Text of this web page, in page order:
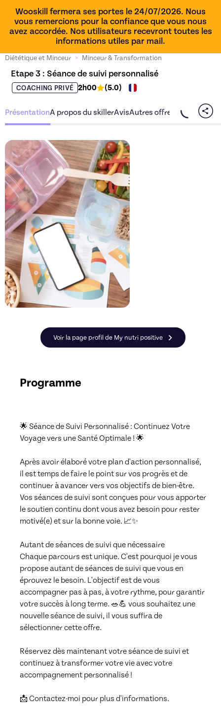
Wooskill fermera ses portes le 24/07/2026. Nous
vous remercions pour la confiance que vous nous
avez accordée. Nos utilisateurs recevront toutes les
informations utiles par mail.
Diététique et Minceur > Minceur & Transformation
Etape 3 : Séance de suivi personnalisé
COACHING PRIVÉ 2h00 (5.0)
PrésentationA propos du skillerAvisAutres offres du skiller
Voir la page profil de My nutri positive
Programme
🌟 Séance de Suivi Personnalisé : Continuez Votre
Voyage vers une Santé Optimale ! 🌟
Après avoir élaboré votre plan d'action personnalisé,
il est temps de faire le point sur vos progrès et de
continuer à avancer vers vos objectifs de bien-être.
Vos séances de suivi sont conçues pour vous apporter
le soutien continu dont vous avez besoin pour rester
motivé(e) et sur la bonne voie. 📈✨
Autant de séances de suivi que nécessaire
Chaque parcours est unique. C'est pourquoi je vous
propose autant de séances de suivi que vous en
éprouvez le besoin. L'objectif est de vous
accompagner pas à pas, à votre rythme, pour garantir
votre succès à long terme. 🥗💪 vous souhaitez une
nouvelle séance de suivi, il vous suffira de
sélectionner cette offre.
Réservez dès maintenant votre séance de suivi et
continuez à transformer votre vie avec votre
accompagnement personnalisé !
📩 Contactez-moi pour plus d'informations.